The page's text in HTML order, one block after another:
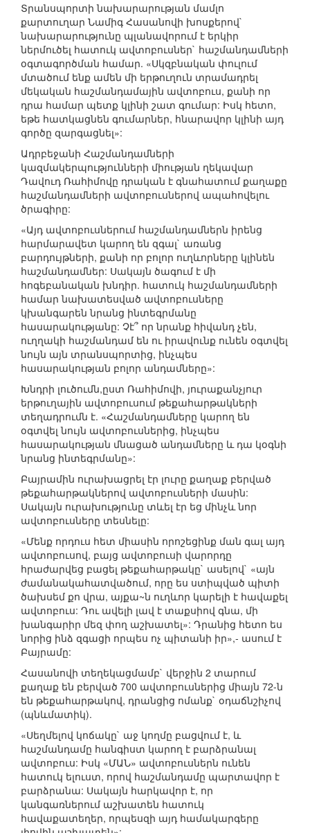
Տրանսպորտի նախարարության մամլո
քարտուղար Նամիգ Հասանովի խոսքերով`
նախարարությունը պլանավորում է երկիր
ներմուծել հատուկ ավտոբուսներ` հաշմանդամների
օգտագործման համար. «Սկզբնական փուլում
մտածում ենք ամեն մի երթուղուն տրամադրել
մեկական հաշմանդամային ավտոբուս, քանի որ
դրա համար պետք կլինի շատ գումար: Իսկ հետո,
եթե հատկացնեն գումարներ, հնարավոր կլինի այդ
գործը զարգացնել»:
Ադրբեջանի Հաշմանդամների
կազմակերպությունների միության ղեկավար
Դավուդ Ռահիմովը դրական է գնահատում քաղաքը
հաշմանդամների ավտոբուսներով ապահովելու
ծրագիրը:
«Այդ ավտոբուսներում հաշմանդամներն իրենց
հարմարավետ կարող են զգալ` առանց
բարդույթների, քանի որ բոլոր ուղևորները կլինեն
հաշմանդամներ: Սակայն ծագում է մի
հոգեբանական խնդիր. հատուկ հաշմանդամների
համար նախատեսված ավտոբուսները
կխանգարեն նրանց ինտեգրմանը
հասարակությանը: Չէ՞ որ նրանք հիվանդ չեն,
ուղղակի հաշմանդամ են ու իրավունք ունեն օգտվել
նույն այն տրանսպորտից, ինչպես
հասարակության բոլոր անդամները»:
Խնդրի լուծումն,ըստ Ռահիմովի, յուրաքանչյուր
երթուղային ավտոբուսում թեքահարթակների
տեղադրումն է. «Հաշմանդամները կարող են
օգտվել նույն ավտոբուսներից, ինչպես
հասարակության մնացած անդամները և դա կօգնի
նրանց ինտեգրմանը»:
Բայրամին ուրախացրել էր լուրը քաղաք բերված
թեքահարթակներով ավտոբուսների մասին:
Սակայն ուրախությունը տևել էր եց մինչև նոր
ավտոբուսները տեսնելը:
«Մենք որդուս հետ միասին որոշեցինք ման գալ այդ
ավտոբուսով, բայց ավտոբուսի վարորդը
հրաժարվեց բացել թեքահարթակը` ասելով` «այն
ժամանակահատվածում, որը ես ստիպված պիտի
ծախսեմ քո վրա, այքա~ն ուղևոր կարելի է հավաքել
ավտոբուս: Դու ավելի լավ է տաքսիով գնա, մի
խանգարիր մեզ փող աշխատել»: Դրանից հետո ես
նորից ինձ զգացի որպես ոչ պիտանի իր»,- ասում է
Բայրամը:
Հասանովի տեղեկացմամբ` վերջին 2 տարում
քաղաք են բերված 700 ավտոբուսներից միայն 72-ն
են թեքահարթակով, դրանցից ոմանք` օդաճնշիչով
(պնևմատիկ).
«Սեղմելով կոճակը` աջ կողմը բացվում է, և
հաշմանդամը հանգիստ կարող է բարձրանալ
ավտոբուս: Իսկ «ՄԱՆ» ավտոբուսներն ունեն
հատուկ ելուստ, որով հաշմանդամը պարտավոր է
բարձրանա: Սակայն հարկավոր է, որ
կանգառներում աշխատեն հատուկ
հավաքատեղեր, որպեսզի այդ համակարգերը